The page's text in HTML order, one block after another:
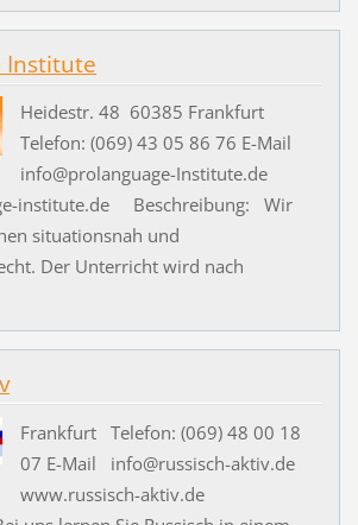
Institute
Heidestr. 48 60385 Frankfurt
Telefon: (069) 43 05 86 76 E-Mail
info@prolanguage-Institute.de
institute.de Beschreibung: Wir
situationsnah und
Der Unterricht wird nach
Frankfurt Telefon: (069) 48 00 18
07 E-Mail info@russisch-aktiv.de
www.russisch-aktiv.de